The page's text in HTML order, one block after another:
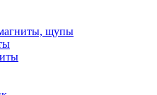
щупы